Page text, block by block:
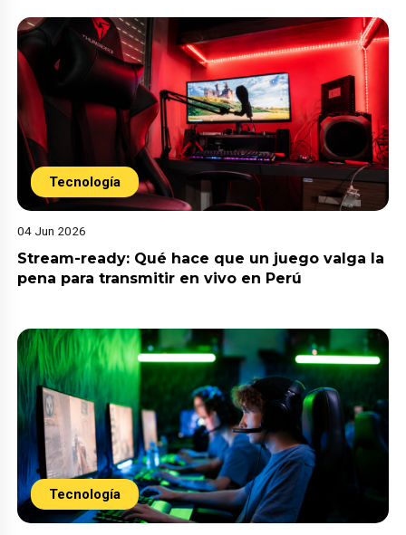
Tecnología
04 Jun 2026
Stream-ready: Qué hace que un juego valga la
pena para transmitir en vivo en Perú
Tecnología